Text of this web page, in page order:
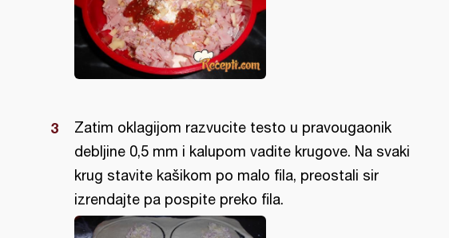
Zatim oklagijom razvucite testo u pravougaonik
debljine 0,5 mm i kalupom vadite krugove. Na svaki
krug stavite kašikom po malo fila, preostali sir
izrendajte pa pospite preko fila.